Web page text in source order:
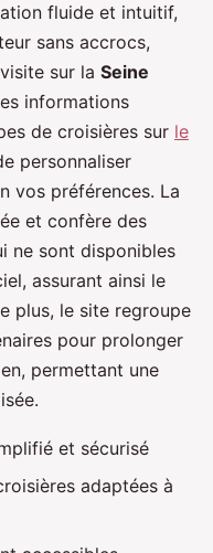
fluide et intuitif,
sans accrocs,
sur la Seine
informations
de croisières sur le
personnaliser
vos préférences. La
et confère des
ne sont disponibles
assurant ainsi le
plus, le site regroupe
pour prolonger
permettant une
et sécurisé
adaptées à